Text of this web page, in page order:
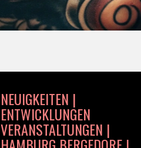
NEUIGKEITEN |
ENTWICKLUNGEN
VERANSTALTUNGEN |